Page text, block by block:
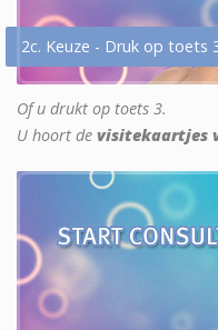
2c. Keuze - Druk op toets
Of u drukt op toets 3.
U hoort de visitekaartjes